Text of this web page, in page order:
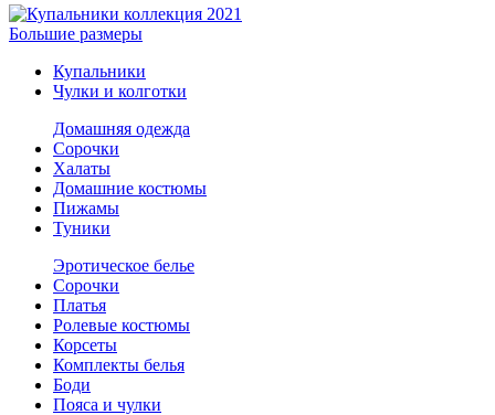
Большие размеры
Купальники
Чулки и колготки
Домашняя одежда
Сорочки
Халаты
Домашние костюмы
Пижамы
Туники
Эротическое белье
Сорочки
Платья
Ролевые костюмы
Корсеты
Комплекты белья
Боди
Пояса и чулки